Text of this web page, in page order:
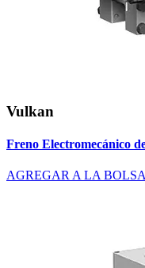
Vulkan
Freno Electromecánico
AGREGAR A LA BOLSA